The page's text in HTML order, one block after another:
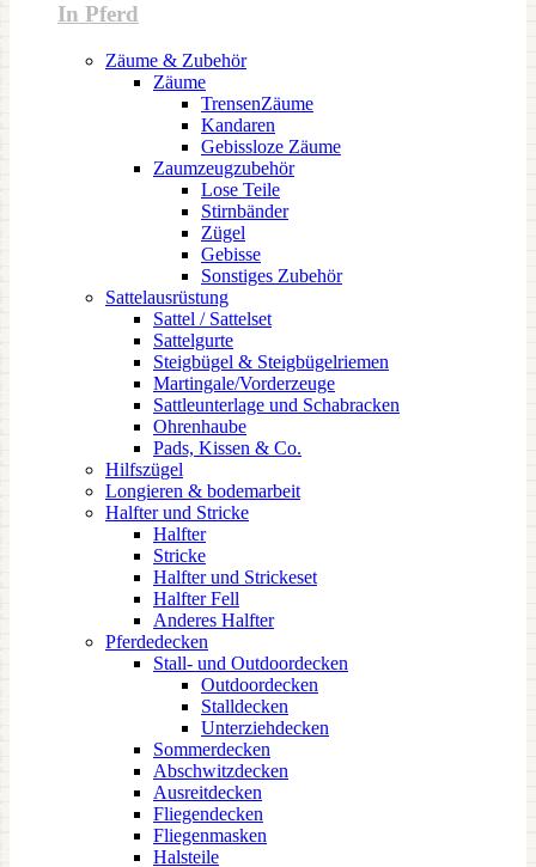
In Pferd
Zäume & Zubehör
Zäume
TrensenZäume
Kandaren
Gebissloze Zäume
Zaumzeugzubehör
Lose Teile
Stirnbänder
Zügel
Gebisse
Sonstiges Zubehör
Sattelausrüstung
Sattel / Sattelset
Sattelgurte
Steigbügel & Steigbügelriemen
Martingale/Vorderzeuge
Sattleunterlage und Schabracken
Ohrenhaube
Pads, Kissen & Co.
Hilfszügel
Longieren & bodemarbeit
Halfter und Stricke
Halfter
Stricke
Halfter und Strickeset
Halfter Fell
Anderes Halfter
Pferdedecken
Stall- und Outdoordecken
Outdoordecken
Stalldecken
Unterziehdecken
Sommerdecken
Abschwitzdecken
Ausreitdecken
Fliegendecken
Fliegenmasken
Halsteile